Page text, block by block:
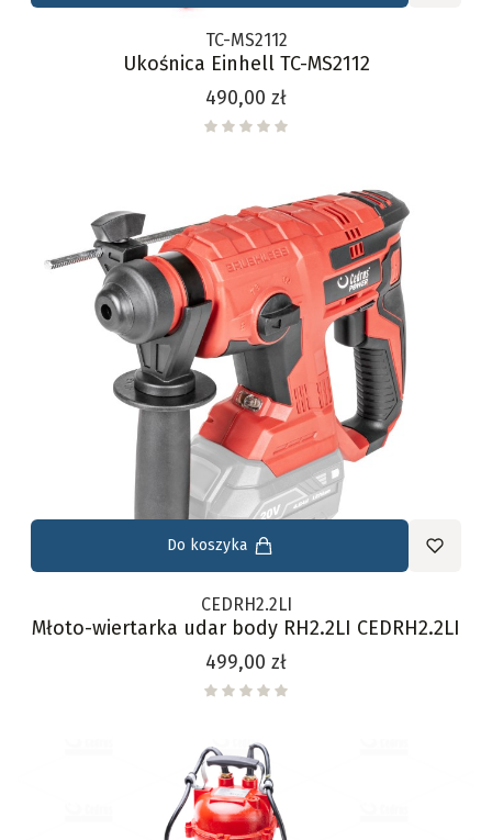
TC-MS2112
Ukośnica Einhell TC-MS2112
Cena
490,00 zł
Do koszyka
CEDRH2.2LI
Młoto-wiertarka udar body RH2.2LI CEDRH2.2LI
Cena
499,00 zł